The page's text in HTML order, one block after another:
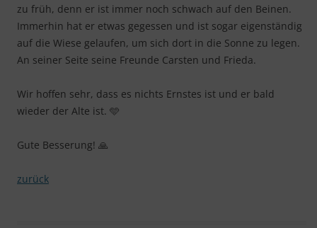
zu früh, denn er ist immer noch schwach auf den Beinen.
Immerhin hat er etwas gegessen und ist sogar eigenständig
auf die Wiese gelaufen, um sich dort in die Sonne zu legen.
An seiner Seite seine Freunde Carsten und Frieda.
Wir hoffen sehr, dass es nichts Ernstes ist und er bald
wieder der Alte ist. 🩵
Gute Besserung! 🙏
zurück